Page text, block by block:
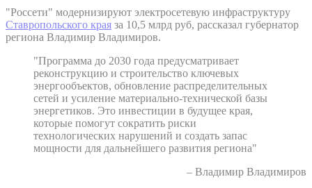
"Россети" модернизируют электросетевую инфраструктуру
Ставропольского края за 10,5 млрд руб, рассказал губернатор
региона Владимир Владимиров.
"Программа до 2030 года предусматривает
реконструкцию и строительство ключевых
энергообъектов, обновление распределительных
сетей и усиление материально-технической базы
энергетиков. Это инвестиции в будущее края,
которые помогут сократить риски
технологических нарушений и создать запас
мощности для дальнейшего развития региона"
– Владимир Владимиров